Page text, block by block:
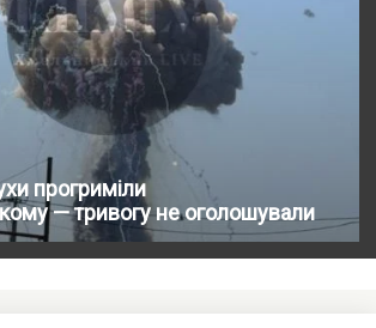
прогриміли
— тривогу не оголошували